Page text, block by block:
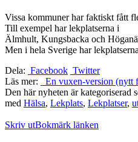
Vissa kommuner har faktiskt fått
Till exempel har lekplatserna i
Älmhult, Kungsbacka och
Men i hela Sverige har
Dela: Facebook Twitter
Läs mer:
En vuxen-version (nytt
Den här nyheten är kategoriserad
med Hälsa, Lekplats, Lekplatser,
Skriv utBokmärk länken